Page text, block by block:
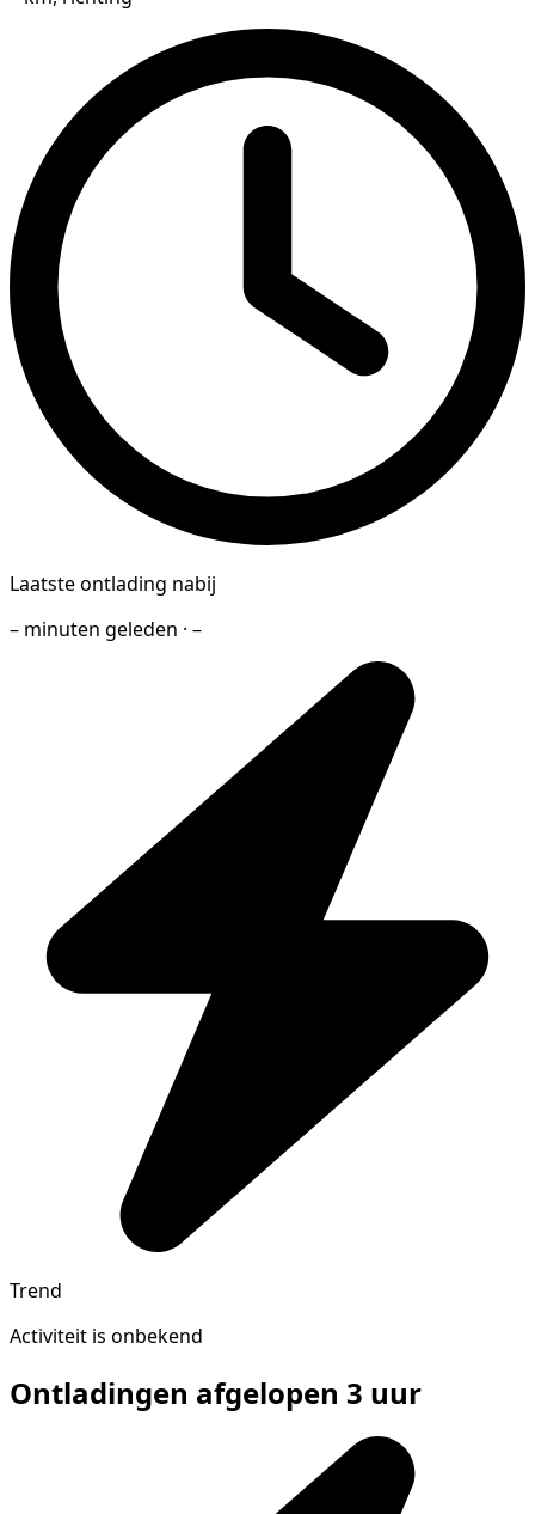
Laatste ontlading nabij
– minuten geleden · –
Trend
Activiteit is onbekend
Ontladingen afgelopen 3 uur